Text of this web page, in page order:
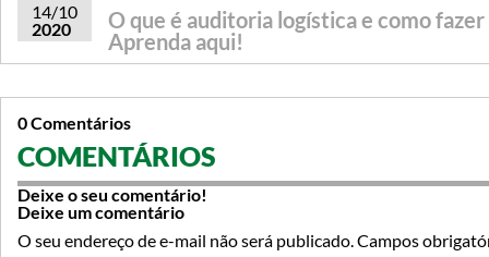
14/10
2020
O que é auditoria logística e como
Aprenda aqui!
0 Comentários
COMENTÁRIOS
Deixe o seu comentário!
Deixe um comentário
O seu endereço de e-mail não será publicado.Campos